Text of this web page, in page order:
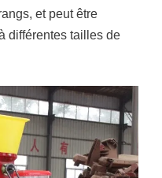
et peut être
différentes tailles de